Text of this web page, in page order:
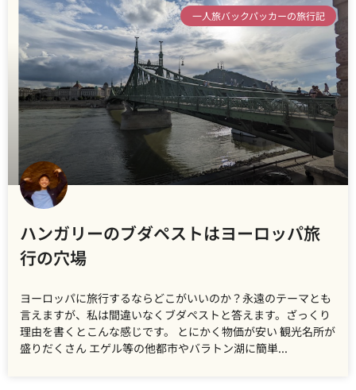
一人旅バックパッカーの旅行記
ハンガリーのブダペストはヨーロッパ旅
行の穴場
ヨーロッパに旅行するならどこがいいのか？永遠のテーマとも
言えますが、私は間違いなくブダペストと答えます。ざっくり
理由を書くとこんな感じです。 とにかく物価が安い 観光名所が
盛りだくさん エゲル等の他都市やバラトン湖に簡単